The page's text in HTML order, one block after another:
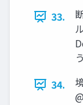
33.
34.